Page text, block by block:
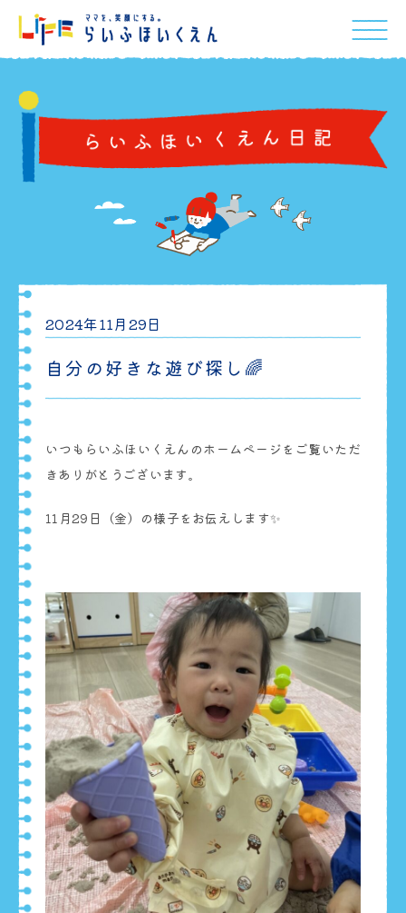
2024年11月29日
自分の好きな遊び探し🌈
いつもらいふほいくえんのホームページをご覧いただ
きありがとうございます。
11月29日（金）の様子をお伝えします✨